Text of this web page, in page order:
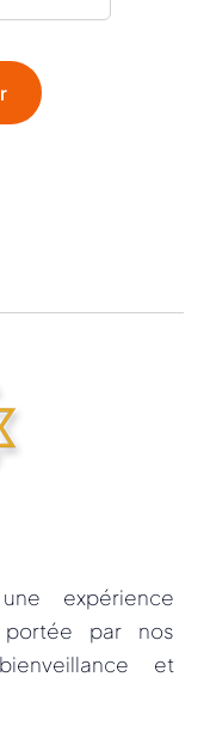
expérience
portée par nos
et